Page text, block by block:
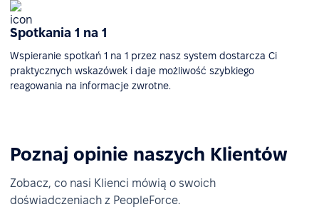
Spotkania 1 na 1
Wspieranie spotkań 1 na 1 przez nasz system dostarcza Ci
praktycznych wskazówek i daje możliwość szybkiego
reagowania na informacje zwrotne.
Poznaj opinie naszych Klientów
Zobacz, co nasi Klienci mówią o swoich
doświadczeniach z PeopleForce.